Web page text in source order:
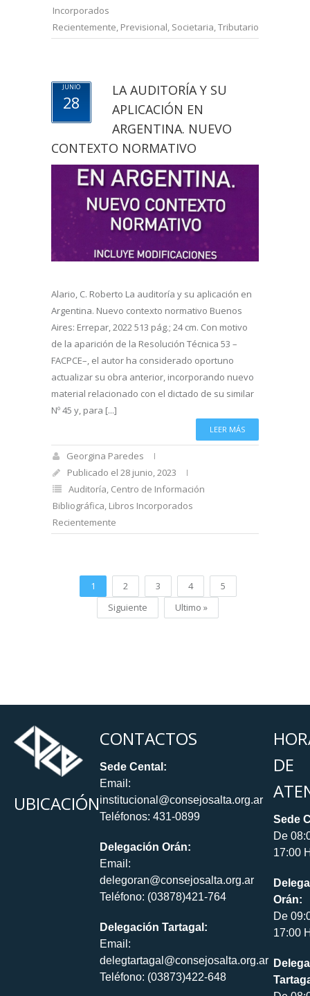
Incorporados
Recientemente, Previsional, Societaria,Tributario
JUNIO
28
LA AUDITORÍA Y SU
APLICACIÓN EN
ARGENTINA. NUEVO
CONTEXTO NORMATIVO
Alario, C. Roberto La auditoría y su aplicación en
Argentina. Nuevo contexto normativo Buenos
Aires: Errepar, 2022 513 pág.; 24 cm. Con motivo
de la aparición de la Resolución Técnica 53 –
FACPCE–, el autor ha considerado oportuno
actualizar su obra anterior, incorporando nuevo
material relacionado con el dictado de su similar
Nº 45 y, para [...]
LEER MÁS
Georgina Paredes
Publicado el 28 junio, 2023
Auditoría, Centro de Información
Bibliográfica, Libros Incorporados
Recientemente
1 2 3 4
5
Siguiente
Ultimo »
UBICACIÓN
CONTACTOS
Sede Cental:
Email:
institucional@consejosalta.org.ar
Teléfonos: 431-0899
Delegación Orán:
Email:
delegoran@consejosalta.org.ar
Teléfono: (03878)421-764
Delegación Tartagal:
Email:
delegtartagal@consejosalta.org.ar
Teléfono: (03873)422-648
DE
Sede
De
17:00
Orán:
De
17:00